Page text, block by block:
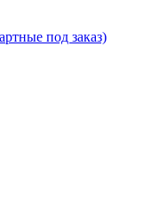
под заказ)